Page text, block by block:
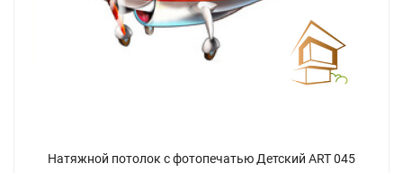
Натяжной потолок с фотопечатью Детский ART 045